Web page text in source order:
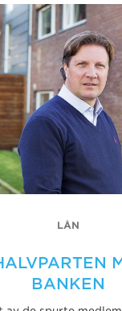
LÅN
BANKEN